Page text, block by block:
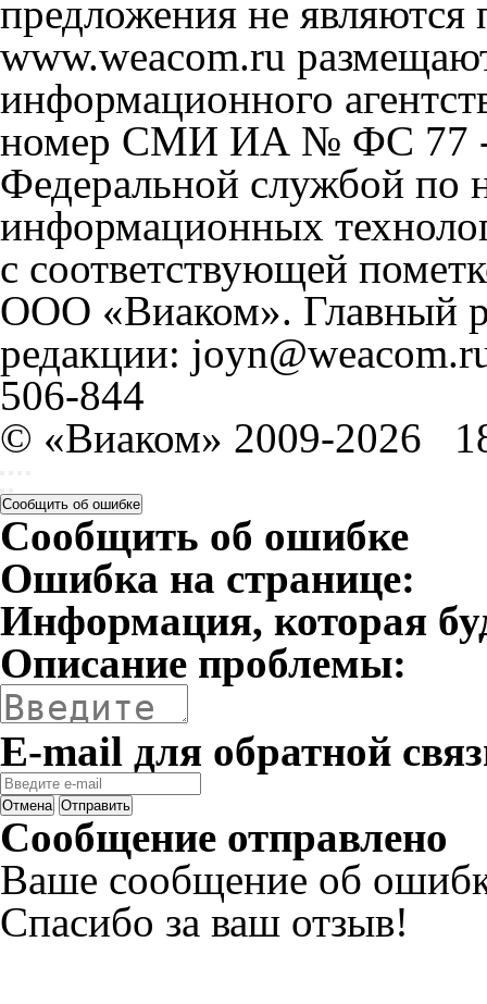
предложения не
www.weacom.ru
информационного
номер СМИ ИА № ФС 77 -
Федеральной службой по
информационных
с соответствующей
ООО «Виаком». Главный
редакции:
506-844
© «Виаком» 2009-2026
Сообщить об ошибке
Сообщить об ошибке
Ошибка на странице:
Информация, которая
Описание проблемы:
E-mail для обратной
Отмена Отправить
Сообщение отправлено
Ваше сообщение об
Спасибо за ваш отзыв!